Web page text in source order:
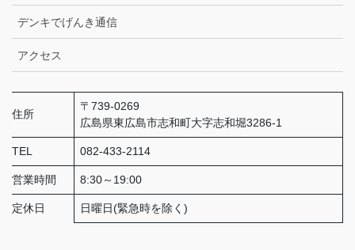
デンキでげんき通信
アクセス
住所
〒739-0269
広島県東広島市志和町大字志和堀3286-1
TEL 082-433-2114
営業時間 8:30～19:00
定休日 日曜日(緊急時を除く)